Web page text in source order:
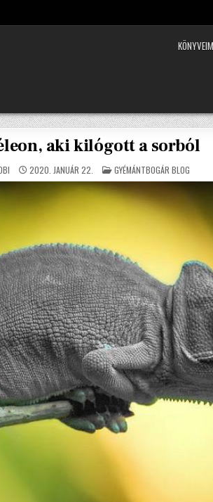
KÖNYVEIM
aki kilógott a sorból
2020. JANUÁR 22. POSTED
IN
GYÉMÁNTBOGÁR BLOG